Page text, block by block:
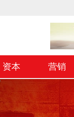
资本 营销